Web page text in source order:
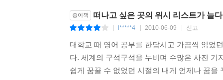
종이책 떠나고 싶은 곳의 위시 리스트가 늘
l*****4 2010-06-09 신고
대학교 때 영어 공부를 한답시고 가끔씩 읽었
다. 세계의 구석구석을 누비며 수많은 사진
쉽게 꿈꿀 수 없었던 시절의 내게 언제나 꿈